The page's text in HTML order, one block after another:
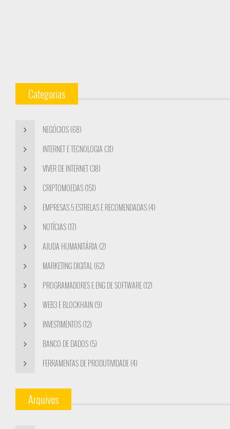
Categorias
NEGÓCIOS (68)
INTERNET E TECNOLOGIA (31)
VIVER DE INTERNET (38)
CRIPTOMOEDAS (151)
EMPRESAS 5 ESTRELAS E RECOMENDADAS (4)
NOTÍCIAS (17)
AJUDA HUMANITÁRIA (2)
MARKETING DIGITAL (62)
PROGRAMADORES E ENG DE SOFTWARE (12)
WEB3 E BLOCKHAIN (9)
INVESTIMENTOS (12)
BANCO DE DADOS (5)
FERRAMENTAS DE PRODUTIVIDADE (4)
Arquivos